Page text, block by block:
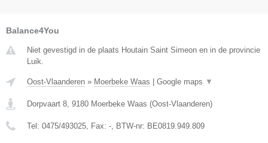
Balance4You
Niet gevestigd in de plaats Houtain Saint Simeon en in de provincie
Luik.
Oost-Vlaanderen » Moerbeke Waas Google maps ▼
Dorpvaart 8, 9180 Moerbeke Waas (Oost-Vlaanderen)
Tel: 0475/493025, Fax: -, BTW-nr: BE0819.949.809